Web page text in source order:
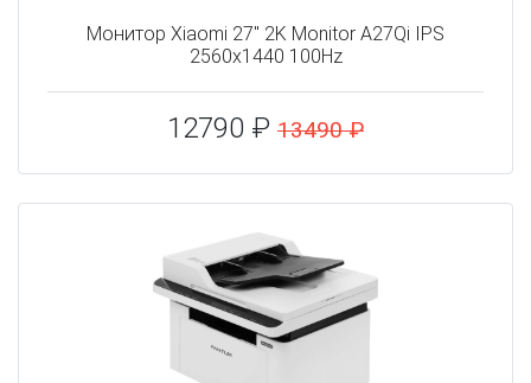
Монитор Xiaomi 27" 2K Monitor A27Qi IPS
2560x1440 100Hz
12790 ₽ 13490 ₽